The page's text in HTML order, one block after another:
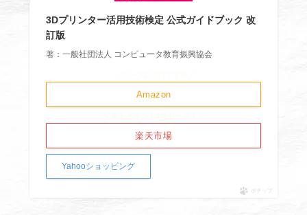
3Dプリンター活用技術検定 公式ガイドブック 改
訂版
著：一般社団法人 コンピュータ教育振興協会
Amazon
楽天市場
Yahooショッピング
ポチップ